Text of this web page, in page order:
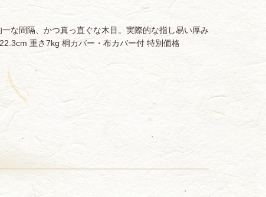
な間隔、かつ真っ直ぐな木目。実際的な指し易い厚み
重さ7kg 桐カバー・布カバー付 特別価格